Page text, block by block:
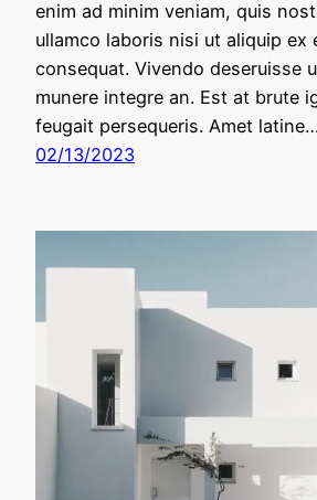
enim ad minim veniam, quis
ullamco laboris nisi ut aliquip ex
consequat. Vivendo deseruisse
munere integre an. Est at brute
feugait persequeris. Amet latine…
02/13/2023